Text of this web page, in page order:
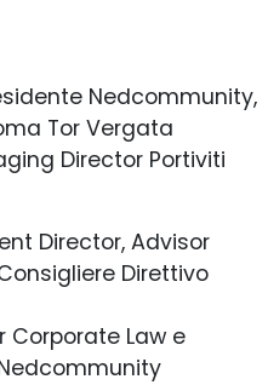
Nedcommunity,
Tor Vergata
Director Portiviti
Director, Advisor
Direttivo
Corporate Law e